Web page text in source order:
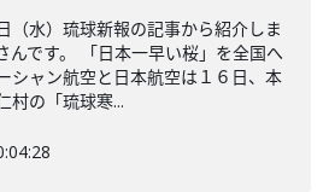
（水）琉球新報の記事から紹介しま
んです。 「日本一早い桜」を全国へ
シャン航空と日本航空は１６日、本
村の「琉球寒...